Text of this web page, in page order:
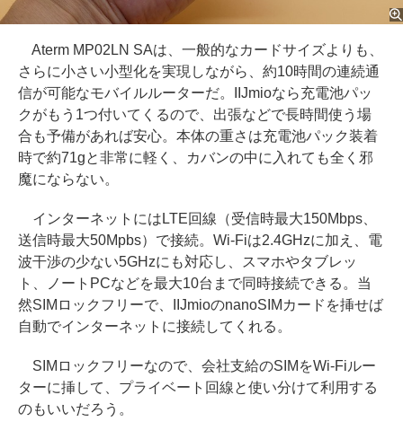
Aterm MP02LN SAは、一般的なカードサイズよりも、
さらに小さい小型化を実現しながら、約10時間の連続通
信が可能なモバイルルーターだ。IIJmioなら充電池パッ
クがもう1つ付いてくるので、出張などで長時間使う場
合も予備があれば安心。本体の重さは充電池パック装着
時で約71gと非常に軽く、カバンの中に入れても全く邪
魔にならない。
インターネットにはLTE回線（受信時最大150Mbps、
送信時最大50Mpbs）で接続。Wi-Fiは2.4GHzに加え、電
波干渉の少ない5GHzにも対応し、スマホやタブレッ
ト、ノートPCなどを最大10台まで同時接続できる。当
然SIMロックフリーで、IIJmioのnanoSIMカードを挿せば
自動でインターネットに接続してくれる。
SIMロックフリーなので、会社支給のSIMをWi-Fiルー
ターに挿して、プライベート回線と使い分けて利用する
のもいいだろう。